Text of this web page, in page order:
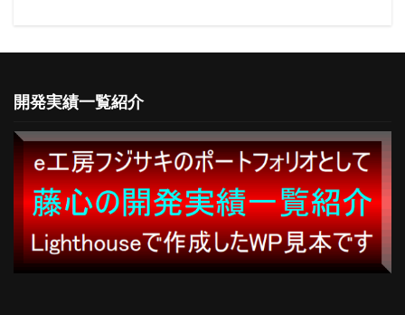
開発実績一覧紹介